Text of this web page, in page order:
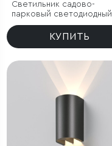
Светильник садово-
парковый светодиодный
Apart
КУПИТЬ